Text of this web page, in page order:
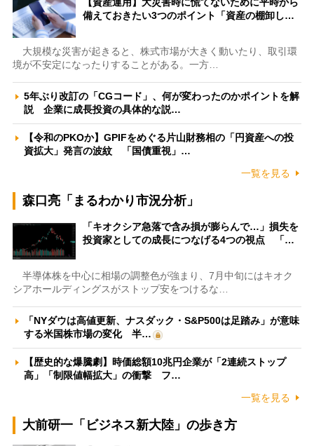
【資産運用】大災害時に慌てないために平時から
備えておきたい3つのポイント「資産の棚卸し…
大規模な災害が起きると、株式市場が大きく動いたり、取引環
境が不安定になったりすることがある。一方…
5年ぶり改訂の「CGコード」、何が変わったのかポイントを解
説 企業に成長投資の具体的な説…
【令和のPKOか】GPIFをめぐる片山財務相の「円資産への投
資拡大」発言の波紋 「国債重視」…
一覧を見る
森口亮「まるわかり市況分析」
「キオクシア急落で含み損が膨らんで…」損失を
投資家としての成長につなげる4つの視点 「…
半導体株を中心に相場の調整色が強まり、7月中旬にはキオク
シアホールディングスがストップ安をつけるな…
「NYダウは高値更新、ナスダック・S&P500は足踏み」が意味
する米国株市場の変化 半…
【歴史的な爆騰劇】時価総額10兆円企業が「2連続ストップ
高」「制限値幅拡大」の衝撃 フ…
一覧を見る
大前研一「ビジネス新大陸」の歩き方